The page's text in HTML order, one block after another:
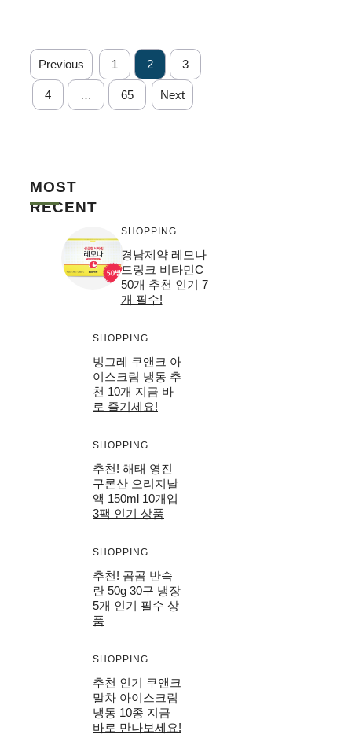
Previous 1 2 3
4 … 65 Next
MOST
RECENT
SHOPPING
경남제약 레모나
드링크 비타민C
50개 추천 인기 7
개 필수!
SHOPPING
빙그레 쿠앤크 아
이스크림 냉동 추
천 10개 지금 바
로 즐기세요!
SHOPPING
추천! 해태 영진
구론산 오리지날
액 150ml 10개입
3팩 인기 상품
SHOPPING
추천! 곰곰 반숙
란 50g 30구 냉장
5개 인기 필수 상
품
SHOPPING
추천 인기 쿠앤크
말차 아이스크림
냉동 10종 지금
바로 만나보세요!